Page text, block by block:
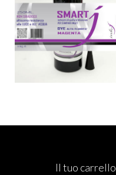
Il tuo carrello